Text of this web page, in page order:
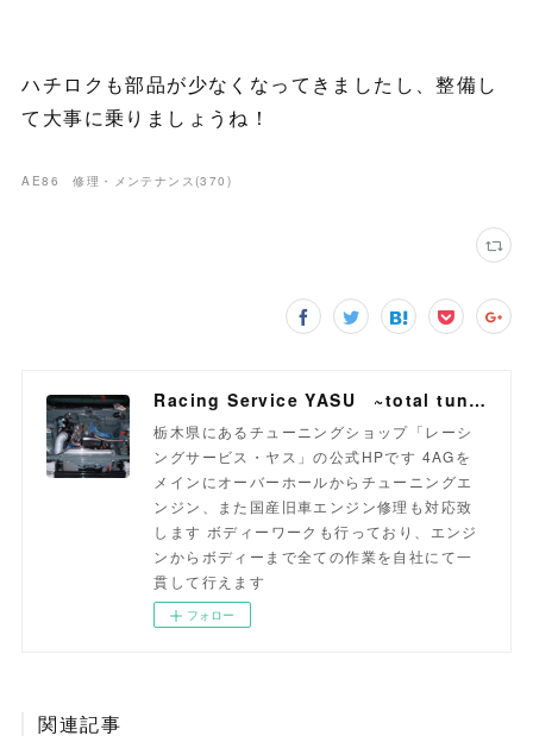
ハチロクも部品が少なくなってきましたし、整備し
て大事に乗りましょうね！
AE86 修理・メンテナンス(370 )
Racing Service YASU ~total tuning proshop~
栃木県にあるチューニングショップ「レーシ
ングサービス・ヤス」の公式HPです 4AGを
メインにオーバーホールからチューニングエ
ンジン、また国産旧車エンジン修理も対応致
します ボディーワークも行っており、エンジ
ンからボディーまで全ての作業を自社にて一
貫して行えます
フォロー
関連記事